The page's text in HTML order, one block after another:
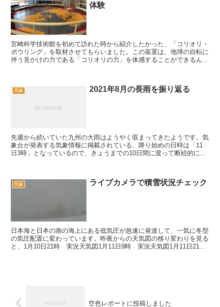
体験
宮崎科学技術館を初めて訪れた時から紹介したかった、「コリオリ・
ボウリング」を取材させてもらいました。この装置は、地球の自転に
伴う見かけの力である「コリオリの力」を体感することができるんで
気象 2021年8月の長雨を振り返る
先週から続いていた九州の大雨はようやく収まってきたようです。気
象台が発表する気象情報に掲載されている、降り始めの日時は「11
日3時」となっているので、きょうまでの10日間に渡って断続的に雨
気象 ライブカメラで積雪状況チェック
日本海と日本の南の海上にある低気圧が急速に発達して、一気に冬型
の気圧配置に変わっています。昨夜からの天気図の移り変わりを見る
と、1月10日21時 実況天気図1月11日9時 実況天気図1月11日21
空色レポートに投稿しました